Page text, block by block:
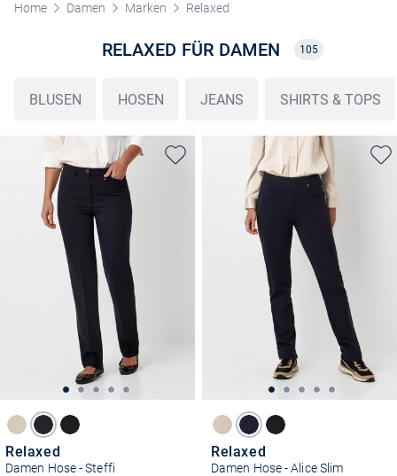
Home Damen Marken Relaxed
RELAXED FÜR DAMEN 105
BLUSEN HOSEN JEANS SHIRTS & TOPS
Relaxed
Damen Hose - Steffi
Relaxed
Damen Hose - Alice Slim